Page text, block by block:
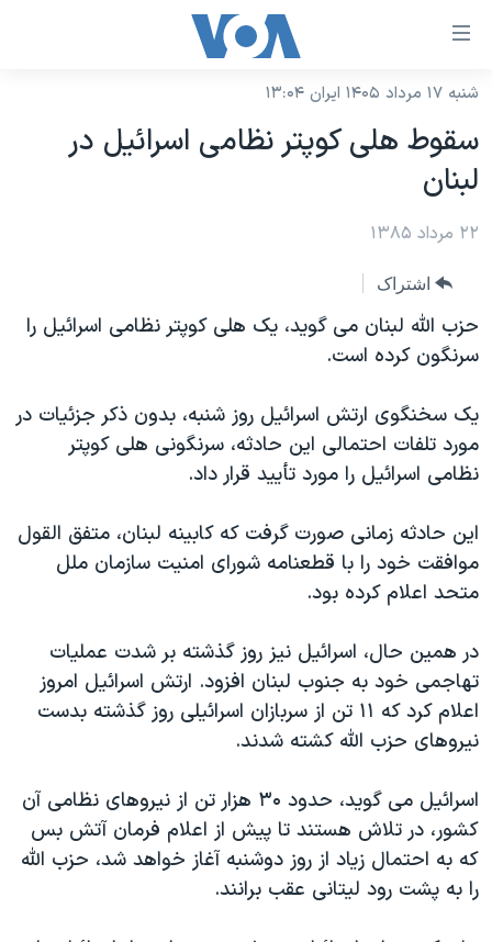
لینکهای
دسترسی
جهش
به
محتوای
اصلی
اصلی
جهش
جستجو
نسخه سبک وب‌سایت
موضوع ها
ایران
آمریکا
جهان
ورزشی
ویژه برنامه‌ها
ویدیوها
حقوق شهروندی
اقتصادی
اسرائیل در جنگ
گالری عکس
آرشیو پخش زنده
برنامه های تلویزیونی
جدول برنامه ها
صفحه‌های ویژه
جام جهانی ۲۰۲۶
۲۵۰سالگی آمریکا
بایگانی برنامه‌های تلویزیونی
انتخابات ریاست جمهوری آمریکا ۲۰۲۴
حمله جمهوری اسلامی به اسرائیل
ورزش زنان در ایران
اعتراضات زن، زندگی، آزادی
مجموعه مستندهای دادخواهی
تریبونال مردمی آبان ۹۸
دادگاه حمید نوری
چهل سال گروگان‌گیری
فرکانس‌های صدای آمریکا
یادگیری زبان انگلیسی
زبانهای مختلف
شنبه ۱۷ مرداد ۱۴۰۵ ایران ۱۳:۰۴
سقوط هلی کوپتر نظامی اسرائيل در
لبنان
۲۲ مرداد ۱۳۸۵
اشتراک
حزب الله لبنان می گويد، يک هلی کوپتر نظامی اسرائيل را
سرنگون کرده است.
يک سخنگوی ارتش اسرائيل روز شنبه، بدون ذکر جزئيات در
مورد تلفات احتمالی اين حادثه، سرنگونی هلی کوپتر
نظامی اسرائيل را مورد تأييد قرار داد.
اين حادثه زمانی صورت گرفت که کابينه لبنان، متفق القول
موافقت خود را با قطعنامه شورای امنيت سازمان ملل
متحد اعلام کرده بود.
در همين حال، اسرائيل نيز روز گذشته بر شدت عمليات
تهاجمی خود به جنوب لبنان افزود. ارتش اسرائيل امروز
اعلام کرد که ۱۱ تن از سربازان اسرائيلی روز گذشته بدست
نيروهای حزب الله کشته شدند.
اسرائيل می گويد، حدود ۳۰ هزار تن از نيروهای نظامی آن
کشور، در تلاش هستند تا پيش از اعلام فرمان آتش بس
که به احتمال زياد از روز دوشنبه آغاز خواهد شد، حزب الله
را به پشت رود ليتانی عقب برانند.